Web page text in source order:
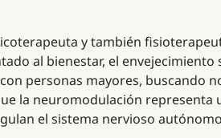
y también
al bienestar, el envejecimiento
personas mayores, buscando
la neuromodulación
el sistema nervioso